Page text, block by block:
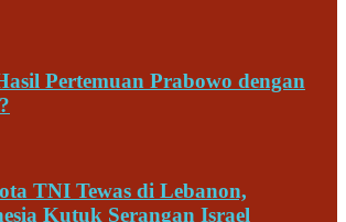
Pertemuan Prabowo dengan
TNI Tewas di Lebanon,
Kutuk Serangan Israel